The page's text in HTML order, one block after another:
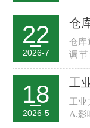
22
2026-7
仓库
调
轮，
18
2026-5
工业